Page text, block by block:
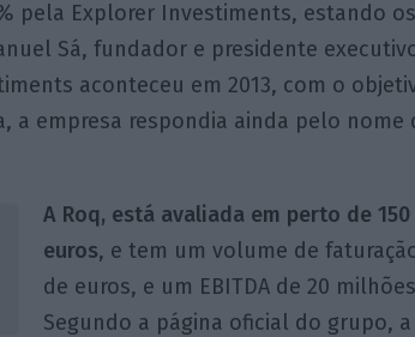
pela Explorer Investiments, estando
Sá, fundador e presidente
aconteceu em 2013, com o
a empresa respondia ainda pelo nome
A Roq, está avaliada em perto de
euros, e tem um volume de
de euros, e um EBITDA de 20
Segundo a página oficial do grupo,